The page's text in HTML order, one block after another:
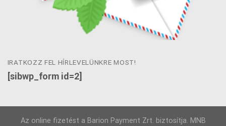
IRATKOZZ FEL HÍRLEVELÜNKRE MOST!
[sibwp_form id=2]
Az online fizetést a Barion Payment Zrt. biztosítja. MNB